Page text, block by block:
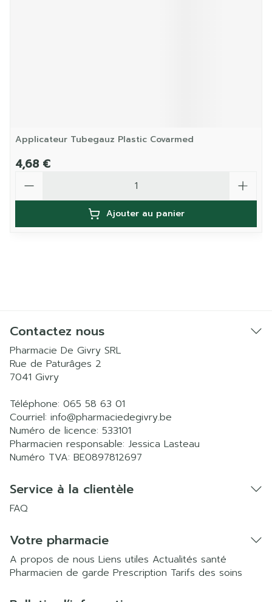
Applicateur Tubegauz Plastic Covarmed
4,68 €
Ajouter au panier
Contactez nous
Pharmacie De Givry SRL
Rue de Paturâges 2
7041 Givry
Téléphone: 065 58 63 01
Courriel: info@pharmaciedegivry.be
Numéro de licence: 533101
Pharmacien responsable: Jessica Lasteau
Numéro TVA: BE0897812697
Service à la clientèle
FAQ
Votre pharmacie
A propos de nous Liens utiles Actualités santé
Pharmacien de garde Prescription Tarifs des soins